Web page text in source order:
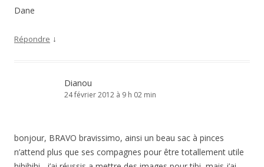
Dane
Répondre ↓
Dianou
24 février 2012 à 9 h 02 min
bonjour, BRAVO bravissimo, ainsi un beau sac à pinces
n’attend plus que ses compagnes pour être totallement utile